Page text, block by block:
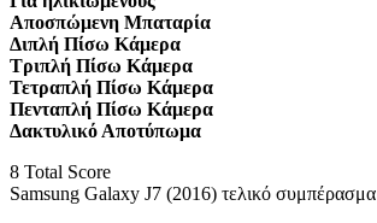
Αποσπώμενη Μπαταρία
Διπλή Πίσω Κάμερα
Τριπλή Πίσω Κάμερα
Τετραπλή Πίσω Κάμερα
Πενταπλή Πίσω Κάμερα
Δακτυλικό Αποτύπωμα
8 Total Score
Samsung Galaxy J7 (2016) τελικό συμπέρασμα